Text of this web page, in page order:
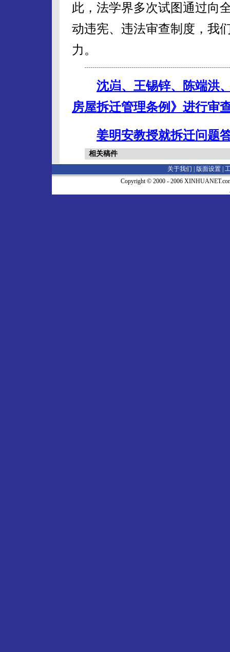
此，法学界多次试图通过向
动违宪、违法审查制度，我
力。
沈岿、王锡锌、陈端洪
房屋拆迁管理条例》进行审
姜明安教授就拆迁问题
相关稿件
关于我们 | 版面设置
Copyright © 2000 - 2006